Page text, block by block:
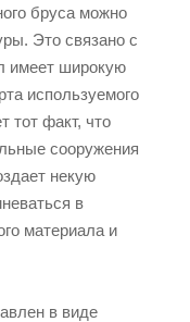
бруса можно
Это связано с
имеет широкую
используемого
тот факт, что
сооружения
некую
в
материала и
в виде